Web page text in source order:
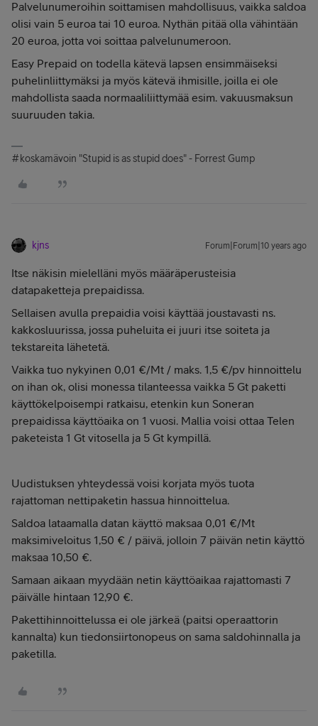
Palvelunumeroihin soittamisen mahdollisuus, vaikka saldoa
olisi vain 5 euroa tai 10 euroa. Nythän pitää olla vähintään
20 euroa, jotta voi soittaa palvelunumeroon.
Easy Prepaid on todella kätevä lapsen ensimmäiseksi
puhelinliittymäksi ja myös kätevä ihmisille, joilla ei ole
mahdollista saada normaaliliittymää esim. vakuusmaksun
suuruuden takia.
#koskamävoin "Stupid is as stupid does" - Forrest Gump
kjns Forum|Forum|10 years ago
Itse näkisin mielelläni myös määräperusteisia
datapaketteja prepaidissa.
Sellaisen avulla prepaidia voisi käyttää joustavasti ns.
kakkosluurissa, jossa puheluita ei juuri itse soiteta ja
tekstareita lähetetä.
Vaikka tuo nykyinen 0,01 €/Mt / maks. 1,5 €/pv hinnoittelu
on ihan ok, olisi monessa tilanteessa vaikka 5 Gt paketti
käyttökelpoisempi ratkaisu, etenkin kun Soneran
prepaidissa käyttöaika on 1 vuosi. Mallia voisi ottaa Telen
paketeista 1 Gt vitosella ja 5 Gt kympillä.
Uudistuksen yhteydessä voisi korjata myös tuota
rajattoman nettipaketin hassua hinnoittelua.
Saldoa lataamalla datan käyttö maksaa 0,01 €/Mt
maksimiveloitus 1,50 € / päivä, jolloin 7 päivän netin käyttö
maksaa 10,50 €.
Samaan aikaan myydään netin käyttöaikaa rajattomasti 7
päivälle hintaan 12,90 €.
Pakettihinnoittelussa ei ole järkeä (paitsi operaattorin
kannalta) kun tiedonsiirtonopeus on sama saldohinnalla ja
paketilla.